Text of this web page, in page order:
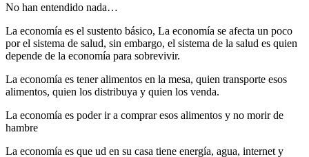
No han entendido nada…
La economía es el sustento básico, La economía se afecta un poco
por el sistema de salud, sin embargo, el sistema de la salud es quien
depende de la economía para sobrevivir.
La economía es tener alimentos en la mesa, quien transporte esos
alimentos, quien los distribuya y quien los venda.
La economía es poder ir a comprar esos alimentos y no morir de
hambre
La economía es que ud en su casa tiene energía, agua, internet y